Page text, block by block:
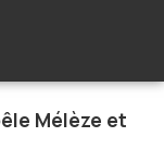
Mélèze et